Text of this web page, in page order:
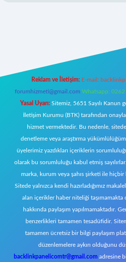
Reklam ve İletişim: E-mail:
forumhizmeti@gmail.com Whatsapp:
Yasal Uyarı: Sitemiz, 5651 Sayılı Kanun
İletişim Kurumu (BTK) tarafından
hizmet vermektedir. Bu nedenle,
denetleme veya araştırma
üyelerimiz yazdıkları içeriklerin
olarak bu sorumluluğu kabul etmiş
marka, kurum veya şahıs şirketi ile hiçbir
Sitede yalnızca kendi hazırladığımız
alan içerikler haber niteliği
hakkında paylaşım yapılmamaktadır.
benzerlikleri tamamen tesadüfidir.
tamamen ücretsiz bir bilgi paylaşım
düzenlemelere aykırı olduğunu
backlinkpanelicomtr@gmail.com adresine